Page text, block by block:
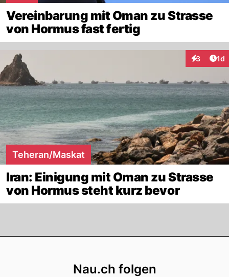
Vereinbarung mit Oman zu Strasse
von Hormus fast fertig
3 1d
Teheran/Maskat
Iran: Einigung mit Oman zu Strasse
von Hormus steht kurz bevor
Nau.ch folgen